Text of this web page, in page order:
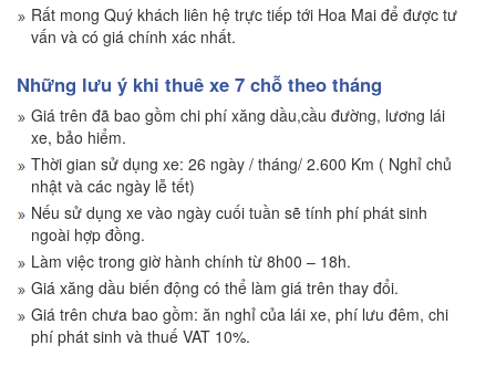
Rất mong Quý khách liên hệ trực tiếp tới Hoa Mai để được tư
vấn và có giá chính xác nhất.
Những lưu ý khi thuê xe 7 chỗ theo tháng
Giá trên đã bao gồm chi phí xăng dầu,cầu đường, lương lái
xe, bảo hiểm.
Thời gian sử dụng xe: 26 ngày / tháng/ 2.600 Km ( Nghỉ chủ
nhật và các ngày lễ tết)
Nếu sử dụng xe vào ngày cuối tuần sẽ tính phí phát sinh
ngoài hợp đồng.
Làm việc trong giờ hành chính từ 8h00 – 18h.
Giá xăng dầu biến động có thể làm giá trên thay đổi.
Giá trên chưa bao gồm: ăn nghỉ của lái xe, phí lưu đêm, chi
phí phát sinh và thuế VAT 10%.